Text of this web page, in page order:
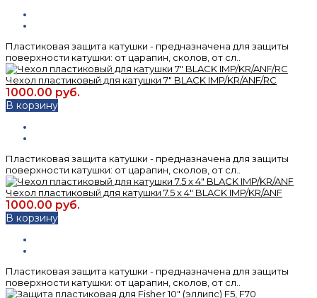
Пластиковая защита катушки - предназначена для защиты
поверхности катушки: от царапин, сколов, от сл..
Чехол пластиковый для катушки 7" BLACK IMP/KR/ANF/RC
1000.00 руб.
В корзину
Пластиковая защита катушки - предназначена для защиты
поверхности катушки: от царапин, сколов, от сл..
Чехол пластиковый для катушки 7.5 x 4" BLACK IMP/KR/ANF
1000.00 руб.
В корзину
Пластиковая защита катушки - предназначена для защиты
поверхности катушки: от царапин, сколов, от сл..